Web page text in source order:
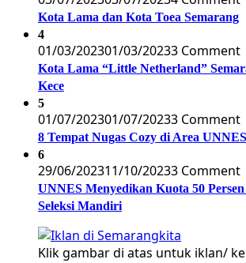
Kota Lama dan Kota Toea Semarang
4
01/03/202301/03/20233 Comment
Kota Lama “Little Netherland”
Kece
5
01/07/202301/07/20233 Comment
8 Tempat Nugas Cozy di Area UNNES
6
29/06/202311/10/20233 Comment
UNNES Menyedikan Kuota 50
Seleksi Mandiri
Klik gambar di atas untuk iklan/